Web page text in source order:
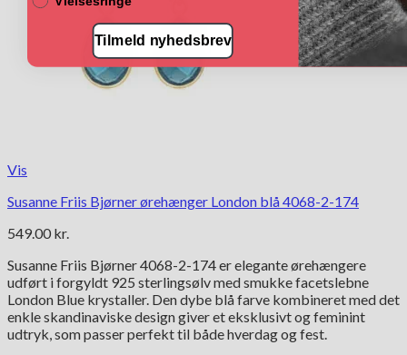
Vis
Susanne Friis Bjørner ørehænger London blå 4068-2-174
549.00 kr.
Susanne Friis Bjørner 4068-2-174 er elegante ørehængere
udført i forgyldt 925 sterlingsølv med smukke facetslebne
London Blue krystaller. Den dybe blå farve kombineret med det
enkle skandinaviske design giver et eksklusivt og feminint
udtryk, som passer perfekt til både hverdag og fest.
Tilmeld nyhedsbrev